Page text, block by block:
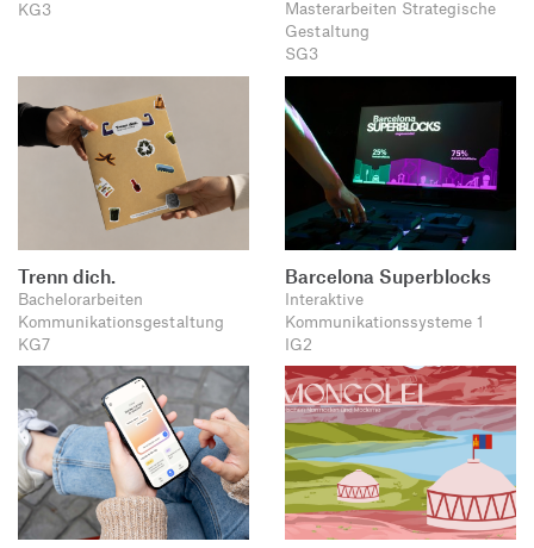
KG3
Masterarbeiten Strategische
Gestaltung
SG3
Trenn dich.
Bachelorarbeiten
Kommunikationsgestaltung
KG7
Barcelona Superblocks
Interaktive
Kommunikationssysteme 1
IG2